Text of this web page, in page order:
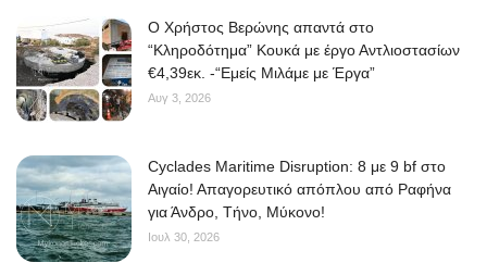
O Χρήστος Βερώνης απαντά στο
“Κληροδότημα” Κουκά με έργο Αντλιοστασίων
€4,39εκ. -“Εμείς Μιλάμε με Έργα”
Αυγ 3, 2026
Cyclades Maritime Disruption: 8 με 9 bf στο
Αιγαίο! Απαγορευτικό απόπλου από Ραφήνα
για Άνδρο, Τήνο, Μύκονο!
Ιουλ 30, 2026